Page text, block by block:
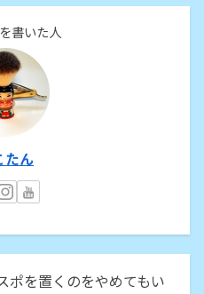
書いた人
たん
ポを置くのをやめてもい